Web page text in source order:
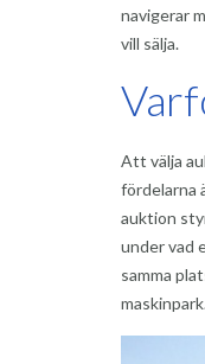
navigerar
vill sälja.
Att välja
fördelarna
auktion
under vad
samma